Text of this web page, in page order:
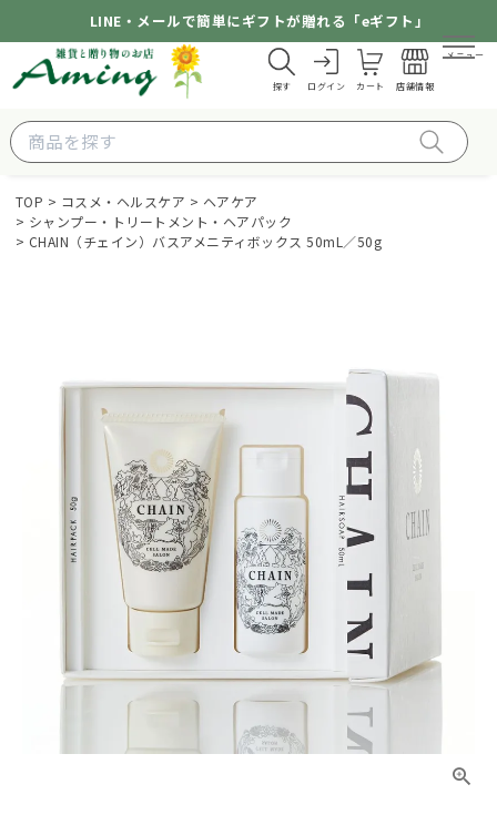
LINE・メールで簡単にギフトが贈れる「eギフト」
探す ログイン カート 店舗情報
メニュー
TOP コスメ・ヘルスケア
ヘアケア
シャンプー・トリートメント・ヘアパック
CHAIN（チェイン）バスアメニティボックス 50mL／50g